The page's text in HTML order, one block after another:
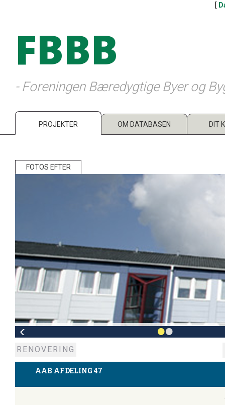
[
FBBB
- Foreningen Bæredygtige Byer og
PROJEKTER OM DATABASEN DIT
FOTOS EFTER
••
RENOVERING
AAB AFDELING 47